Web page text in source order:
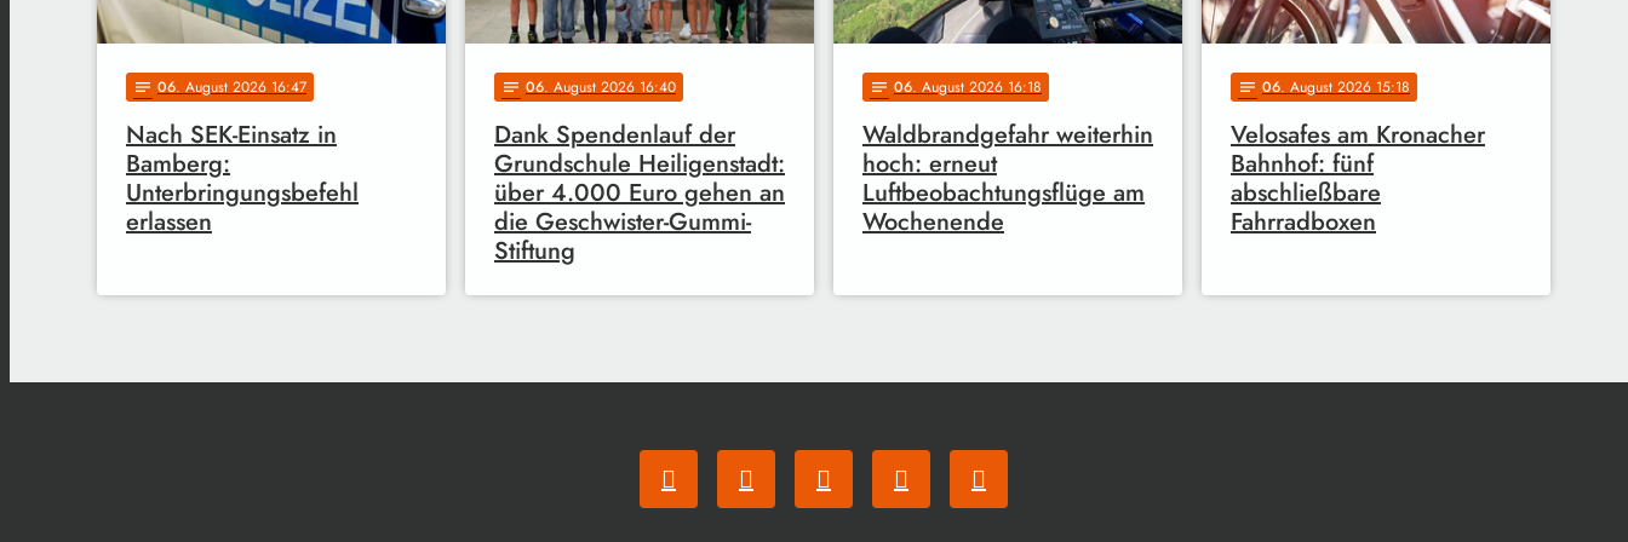
notes 06. August 2026 16:47
Nach SEK-Einsatz in
Bamberg:
Unterbringungsbefehl
erlassen
notes 06. August 2026 16:40
Dank Spendenlauf der
Grundschule Heiligenstadt:
über 4.000 Euro gehen an
die Geschwister-Gummi-
Stiftung
notes 06. August 2026 16:18
Waldbrandgefahr weiterhin
hoch: erneut
Luftbeobachtungsflüge am
Wochenende
notes 06. August 2026 15:18
Velosafes am Kronacher
Bahnhof: fünf
abschließbare
Fahrradboxen